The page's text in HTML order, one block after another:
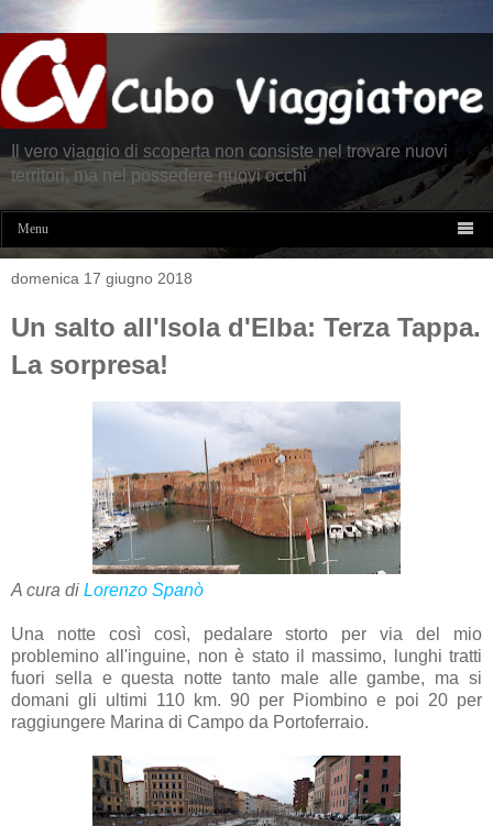
Il vero viaggio di scoperta non consiste nel trovare nuovi
territori, ma nel possedere nuovi occhi
Menu 
domenica 17 giugno 2018
Un salto all'Isola d'Elba: Terza Tappa.
La sorpresa!
A cura di Lorenzo Spanò
Una notte così così, pedalare storto per via del mio
problemino all'inguine, non è stato il massimo, lunghi tratti
fuori sella e questa notte tanto male alle gambe, ma si
domani gli ultimi 110 km. 90 per Piombino e poi 20 per
raggiungere Marina di Campo da Portoferraio.